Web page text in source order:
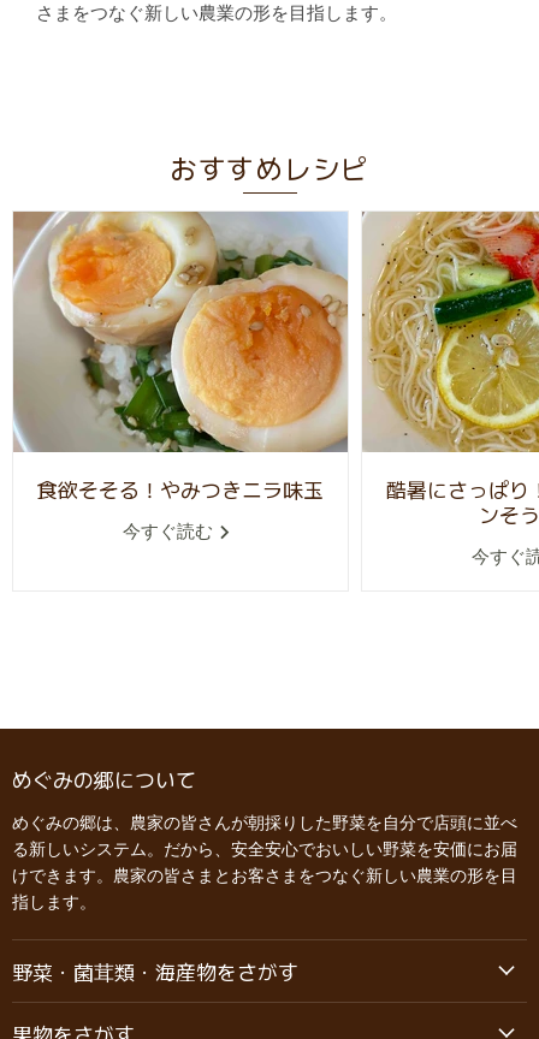
さまをつなぐ新しい農業の形を目指します。
おすすめレシピ
食欲そそる！やみつきニラ味玉
今すぐ読む
酷暑にさっぱり
ンそ
今すぐ
めぐみの郷について
めぐみの郷は、農家の皆さんが朝採りした野菜を自分で店頭に並べ
る新しいシステム。だから、安全安心でおいしい野菜を安価にお届
けできます。農家の皆さまとお客さまをつなぐ新しい農業の形を目
指します。
野菜・菌茸類・海産物をさがす